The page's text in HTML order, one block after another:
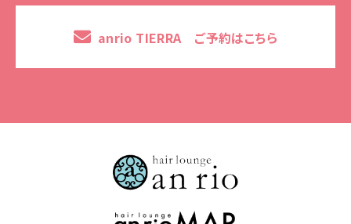
anrio TIERRA ご予約はこちら